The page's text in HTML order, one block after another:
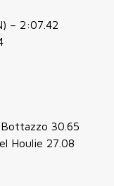
– 2:07.42
30.65
Houlie 27.08